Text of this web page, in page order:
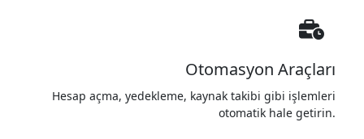
Otomasyon Araçları
Hesap açma, yedekleme, kaynak takibi gibi işlemleri
otomatik hale getirin.